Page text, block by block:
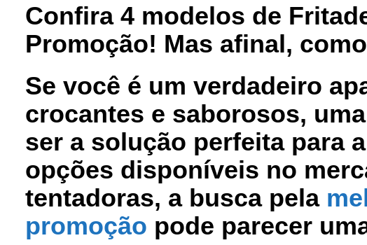
Confira 4 modelos de
Promoção! Mas afinal,
Se você é um verdadeiro
crocantes e saborosos,
ser a solução perfeita para
opções disponíveis no
tentadoras, a busca pela
promoção pode parecer